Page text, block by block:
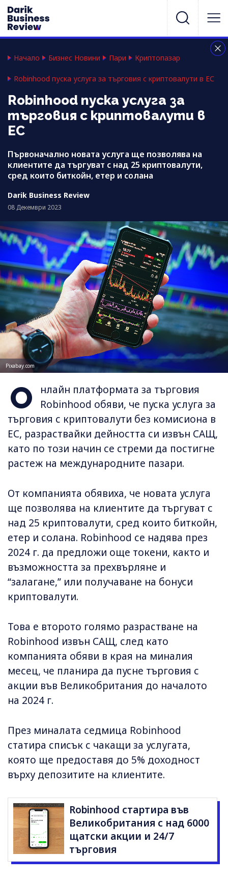
Начало Бизнес Новини Пари Криптопазар
Robinhood пуска услуга за търговия с криптовалути в ЕС
Robinhood пуска услуга за
търговия с криптовалути в
ЕС
Първоначално новата услуга ще позволява на
клиентите да търгуват с над 25 криптовалути,
сред които биткойн, етер и солана
Darik Business Review
08 Декември 2023
Pixabay.com
О
нлайн платформата за търговия
Robinhood обяви, че пуска услуга за
търговия с криптовалути без комисиона в
ЕС, разраствайки дейността си извън САЩ,
като по този начин се стреми да постигне
растеж на международните пазари.
От компанията обявиха, че новата услуга
ще позволява на клиентите да търгуват с
над 25 криптовалути, сред които биткойн,
етер и солана. Robinhood се надява през
2024 г. да предложи още токени, както и
възможността за прехвърляне и
“залагане,” или получаване на бонуси
криптовалути.
Това е второто голямо разрастване на
Robinhood извън САЩ, след като
компанията обяви в края на миналия
месец, че планира да пусне търговия с
акции във Великобритания до началото
на 2024 г.
През миналата седмица Robinhood
статира списък с чакащи за услугата,
която ще предоставя до 5% доходност
върху депозитите на клиентите.
Robinhood стартира във
Великобритания с над 6000
щатски акции и 24/7
търговия